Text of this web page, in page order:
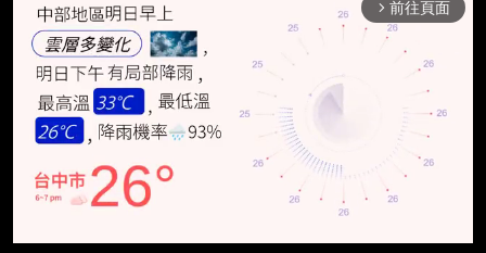
arrow_forward_ios 前往頁面